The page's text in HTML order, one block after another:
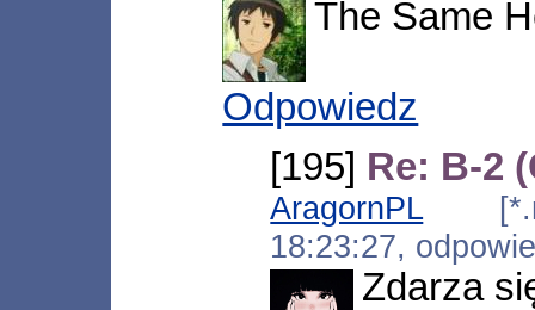
The Same
Odpowiedz
[195] Re: B-2
AragornPL
18:23:27,
Zdarza